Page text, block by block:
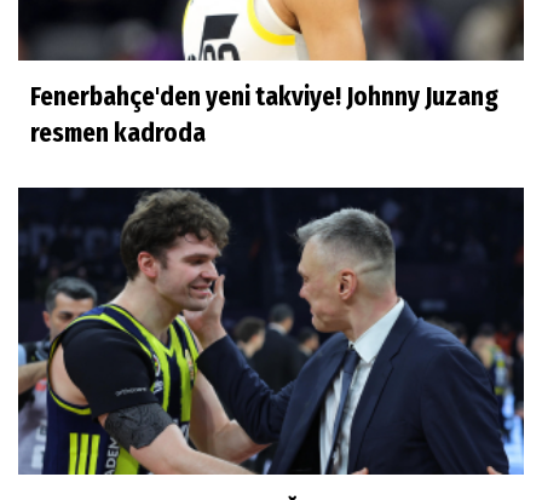
Fenerbahçe'den yeni takviye! Johnny Juzang
resmen kadroda